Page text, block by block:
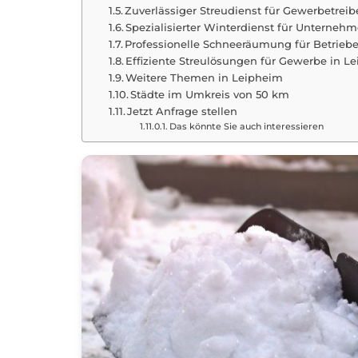
Zuverlässiger Streudienst für
Spezialisierter Winterdienst für
Professionelle Schneeräumung für
Effiziente Streulösungen für Gewerbe in
Weitere Themen in Leipheim
Städte im Umkreis von 50 km
Jetzt Anfrage stellen
Das könnte Sie auch interessieren